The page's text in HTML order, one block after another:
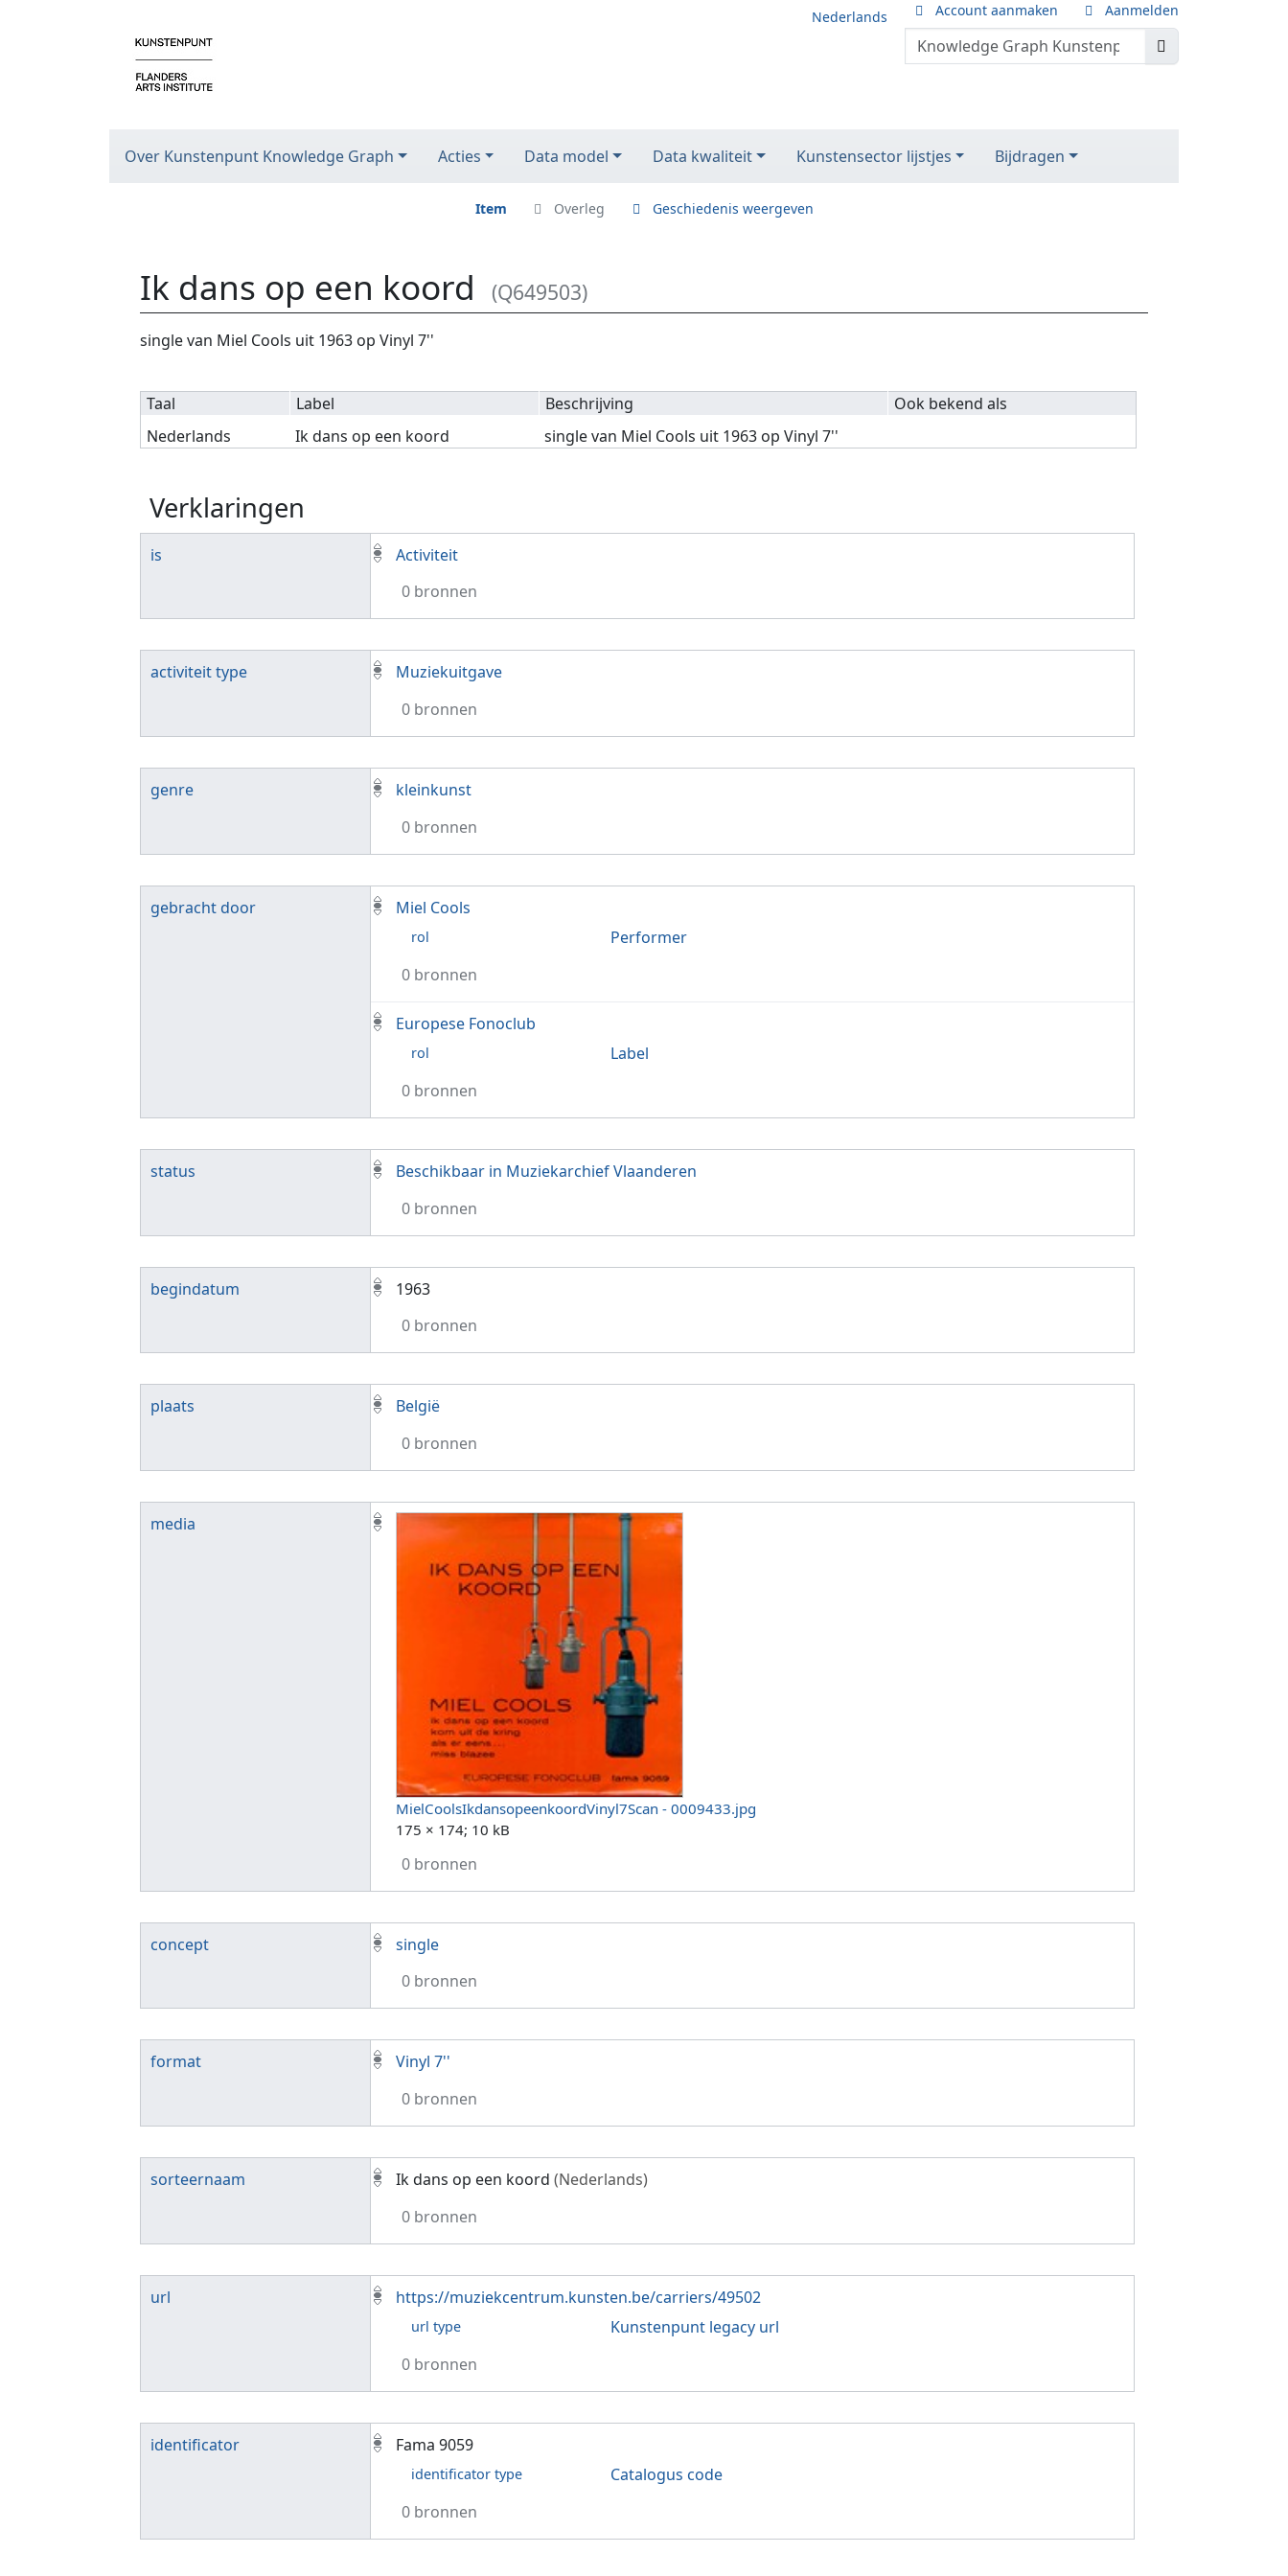
Nederlands Account aanmaken Aanmelden
Over Kunstenpunt Knowledge Graph Acties Data model Data kwaliteit Kunstensector lijstjes Bijdragen
Item Overleg Geschiedenis weergeven
Ik dans op een koord (Q649503)
Ga naar:navigatie,zoeken
single van Miel Cools uit 1963 op Vinyl 7''
Taal Label Beschrijving
Ook bekend als
Nederlands
Ik dans op een koord single van Miel Cools uit 1963 op Vinyl 7''
Verklaringen
is
Activiteit
0 bronnen
activiteit type
Muziekuitgave
0 bronnen
genre
kleinkunst
0 bronnen
gebracht door Miel Cools
rol
Performer
0 bronnen
Europese Fonoclub
rol
Label
0 bronnen
status
Beschikbaar in Muziekarchief Vlaanderen
0 bronnen
begindatum
1963
0 bronnen
plaats
België
0 bronnen
media
MielCoolsIkdansopeenkoordVinyl7Scan - 0009433.jpg
175 × 174; 10 kB
0 bronnen
concept
single
0 bronnen
format
Vinyl 7''
0 bronnen
sorteernaam Ik dans op een koord (Nederlands)
0 bronnen
url https://muziekcentrum.kunsten.be/carriers/49502
url type
Kunstenpunt legacy url
0 bronnen
identificator Fama 9059
identificator type
Catalogus code
0 bronnen